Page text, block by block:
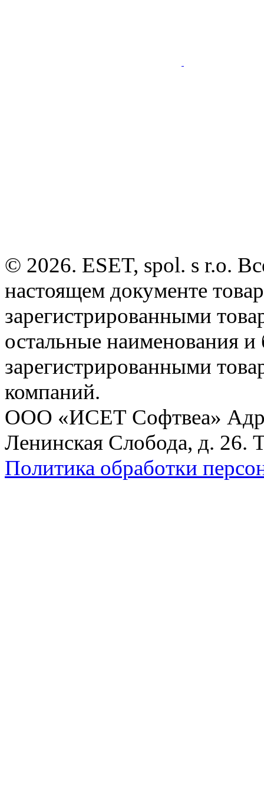
© 2026. ESET, spol. s r.o.
настоящем документе
зарегистрированными
остальные наименования
зарегистрированными
компаний.
ООО «ИСЕТ Софтвеа»
Ленинская Слобода, д. 26.
Политика обработки